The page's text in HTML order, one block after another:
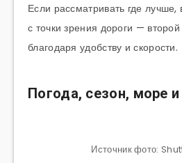
Если рассматривать где
с точки зрения дороги —
благодаря удобству и скорости.
Погода, сезон, море
Источник фото: